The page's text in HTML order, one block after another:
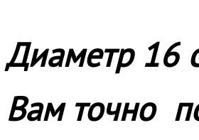
Диаметр 16
Вам точно